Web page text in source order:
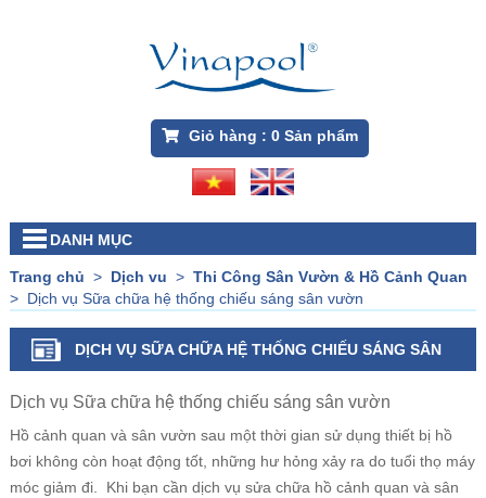
Giỏ hàng : 0Sản phẩm
DANH MỤC
Trang chủ > Dịch vu > Thi Công Sân Vườn & Hồ Cảnh Quan
> Dịch vụ Sữa chữa hệ thống chiếu sáng sân vườn
DỊCH VỤ SỮA CHỮA HỆ THỐNG CHIẾU SÁNG SÂN
VƯỜN
Dịch vụ Sữa chữa hệ thống chiếu sáng sân vườn
Hồ cảnh quan và sân vườn sau một thời gian sử dụng thiết bị hồ
bơi không còn hoạt động tốt, những hư hỏng xảy ra do tuổi thọ máy
móc giảm đi. Khi bạn cần dịch vụ sửa chữa hồ cảnh quan và sân